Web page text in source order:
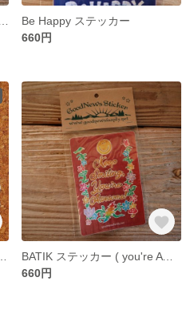
Be Happy ステッカー
660円
BATIK ステッカー ( you're AWESOME )
660円